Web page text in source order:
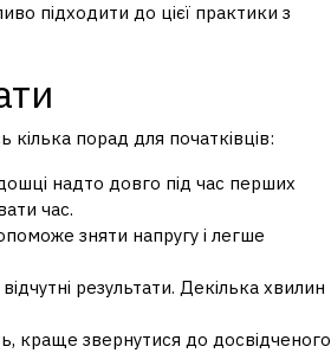
підходити до цієї практики з
порад для початківців:
надто довго під час перших
час.
зняти напругу і легше
результати. Декілька хвилин
краще звернутися до досвідченого